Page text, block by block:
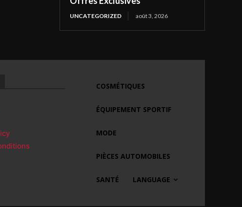
UNCATEGORIZED août 3, 2026
COSMÉTIQUES
ÉQUIPEMENT SPORTIF
MODE
PIÈCES AUTOMOBILES
SANTÉ LANGUAGE